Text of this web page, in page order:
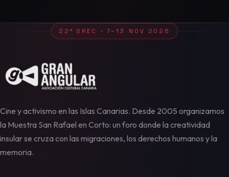
22ª SREC · 7–13 NOV 2026
Cine y activismo en las Islas Canarias. Desde 2005 organizamos
la Muestra San Rafael en Corto: un foro donde la creatividad
insular se cruza con las migraciones, los derechos humanos y la
memoria.